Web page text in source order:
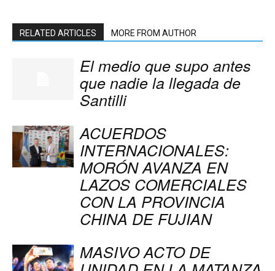
RELATED ARTICLES MORE FROM AUTHOR
El medio que supo antes
que nadie la llegada de
Santilli
ACUERDOS
INTERNACIONALES:
MORÓN AVANZA EN
LAZOS COMERCIALES
CON LA PROVINCIA
CHINA DE FUJIAN
MASIVO ACTO DE